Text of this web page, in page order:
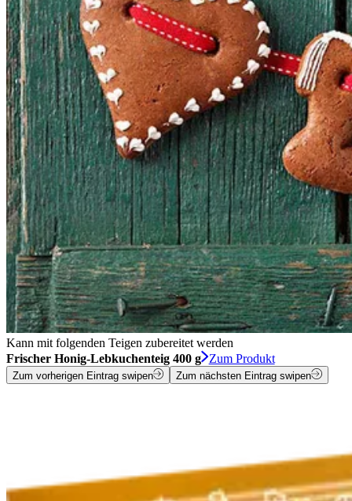
Kann mit folgenden Teigen zubereitet werden
Frischer Honig-Lebkuchenteig 400 g
Zum Produkt
Zum vorherigen Eintrag swipen Zum nächsten Eintrag swipen